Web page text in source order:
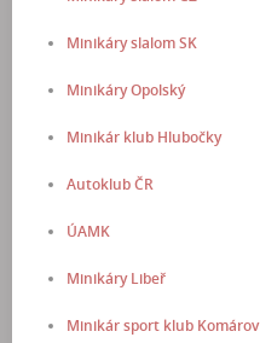
Minikáry slalom SK
Minikáry Opolský
Minikár klub Hlubočky
Autoklub ČR
ÚAMK
Minikáry Libeř
Minikár sport klub Komárov